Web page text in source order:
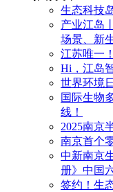
生态科技
产业江岛
场景、新
江苏唯一
Hi，江岛
世界环境
国际生物
线！
2025南京
南京首个
中新南京
册》中国
签约！生